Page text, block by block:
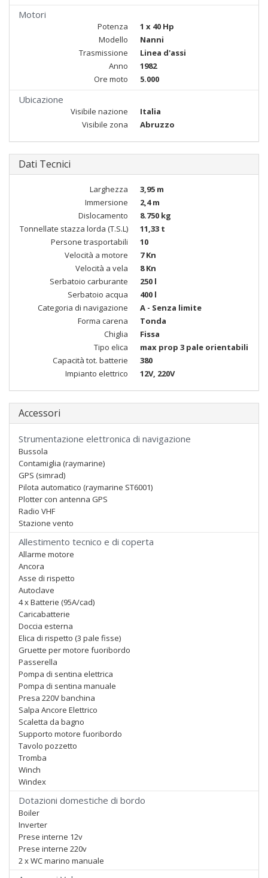
Motori
Potenza
1 x 40 Hp
Modello
Nanni
Trasmissione
Linea d'assi
Anno
1982
Ore moto
5.000
Ubicazione
Visibile nazione
Italia
Visibile zona
Abruzzo
Dati Tecnici
Larghezza
3,95 m
Immersione
2,4 m
Dislocamento
8.750 kg
Tonnellate stazza lorda (T.S.L)
11,33 t
Persone trasportabili
10
Velocità a motore
7 Kn
Velocità a vela
8 Kn
Serbatoio carburante
250 l
Serbatoio acqua
400 l
Categoria di navigazione
A - Senza limite
Forma carena
Tonda
Chiglia
Fissa
Tipo elica
max prop 3 pale orientabili
Capacità tot. batterie
380
Impianto elettrico
12V, 220V
Accessori
Strumentazione elettronica di navigazione
Bussola
Contamiglia (raymarine)
GPS (simrad)
Pilota automatico (raymarine ST6001)
Plotter con antenna GPS
Radio VHF
Stazione vento
Allestimento tecnico e di coperta
Allarme motore
Ancora
Asse di rispetto
Autoclave
4 x Batterie (95A/cad)
Caricabatterie
Doccia esterna
Elica di rispetto (3 pale fisse)
Gruette per motore fuoribordo
Passerella
Pompa di sentina elettrica
Pompa di sentina manuale
Presa 220V banchina
Salpa Ancore Elettrico
Scaletta da bagno
Supporto motore fuoribordo
Tavolo pozzetto
Tromba
Winch
Windex
Dotazioni domestiche di bordo
Boiler
Inverter
Prese interne 12v
Prese interne 220v
2 x WC marino manuale